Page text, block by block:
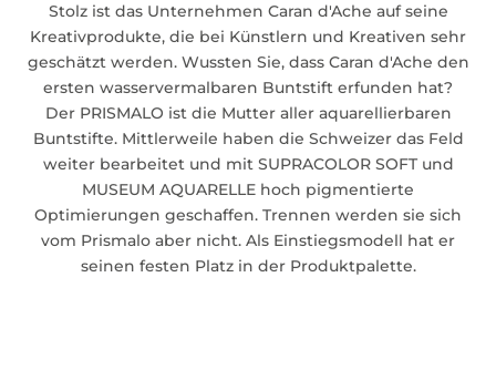
Stolz ist das Unternehmen Caran d'Ache auf seine
Kreativprodukte, die bei Künstlern und Kreativen sehr
geschätzt werden. Wussten Sie, dass Caran d'Ache den
ersten wasservermalbaren Buntstift erfunden hat?
Der PRISMALO ist die Mutter aller aquarellierbaren
Buntstifte. Mittlerweile haben die Schweizer das Feld
weiter bearbeitet und mit SUPRACOLOR SOFT und
MUSEUM AQUARELLE hoch pigmentierte
Optimierungen geschaffen. Trennen werden sie sich
vom Prismalo aber nicht. Als Einstiegsmodell hat er
seinen festen Platz in der Produktpalette.